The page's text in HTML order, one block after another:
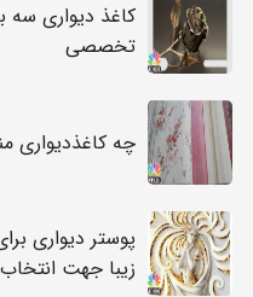
کاغذ دیواری
تخصصی
چه کاغذدیواری
پوستر دیواری
زیبا جهت انتخاب